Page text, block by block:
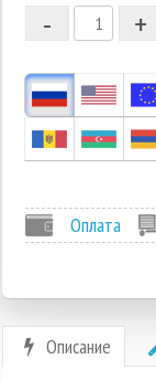
1
-1
+
-
Оплата
Описание